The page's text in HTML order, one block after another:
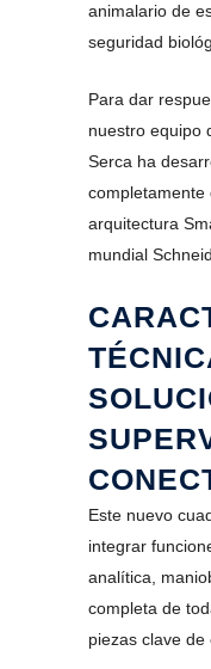
animalario de
seguridad
Para dar
nuestro equipo
Serca ha
completamente
arquitectura
mundial
Este nuevo
integrar
analítica,
completa de
piezas clave